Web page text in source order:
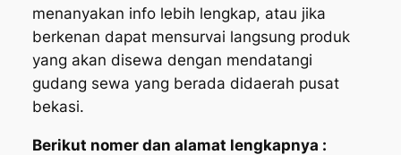
menanyakan info lebih lengkap, atau jika
berkenan dapat mensurvai langsung produk
yang akan disewa dengan mendatangi
gudang sewa yang berada didaerah pusat
bekasi.
Berikut nomer dan alamat lengkapnya :